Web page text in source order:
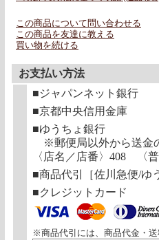
この商品について問い合わせる
この商品を友達に教える
買い物を続ける
お支払い方法
■ジャパンネット銀行
■京都中央信用金庫
■ゆうちょ銀行
※郵便局以外から送金
〈店名／店番〉408 〈普
■商品代引［佐川急便/ゆ
■クレジットカード
※商品代引には、商品代金・